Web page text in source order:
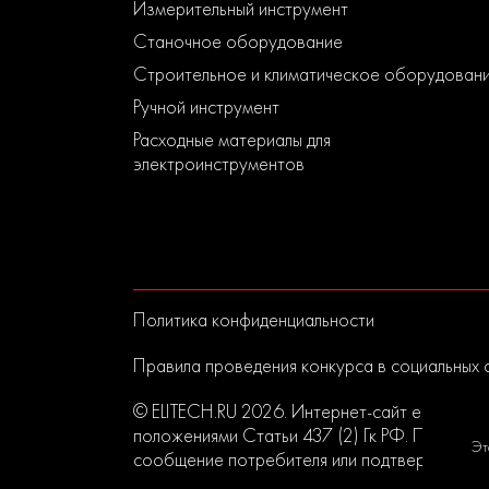
Измерительный инструмент
Станочное оборудование
Строительное и климатическое
Ручной инструмент
Расходные материалы для
электроинструментов
Политика конфиденциальности
Правила проведения конкурса в социальных
© ELITECH.RU 2026. Интернет-сайт
положениями Статьи 437 (2) Гк РФ.
сообщение потребителя или